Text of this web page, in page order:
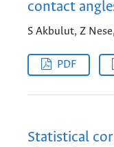
contact
S Akbulut, Z
PDF
Statistical